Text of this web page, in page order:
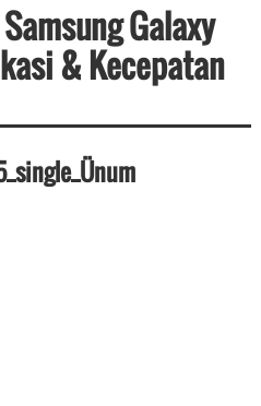
Galaxy
& Kecepatan